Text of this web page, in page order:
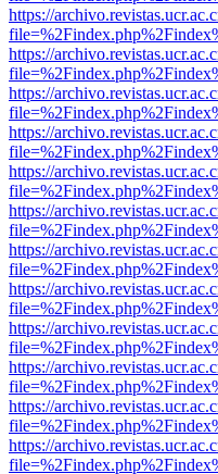
https://
https://
https://
https://
https://
https://
https://
https://
https://
https://
https://
https://